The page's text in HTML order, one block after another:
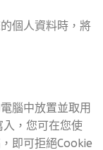
個人資料時，將
腦中放置並取用
，您可在您使
即可拒絕Cookie